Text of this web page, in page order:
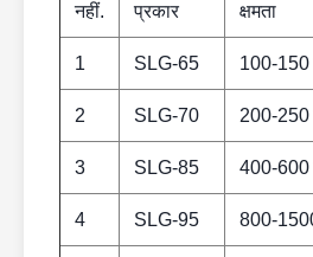
नहीं. प्रकार क्षमता
1 SLG-65 100-150
2 SLG-70 200-250
3 SLG-85 400-600
4 SLG-95 800-